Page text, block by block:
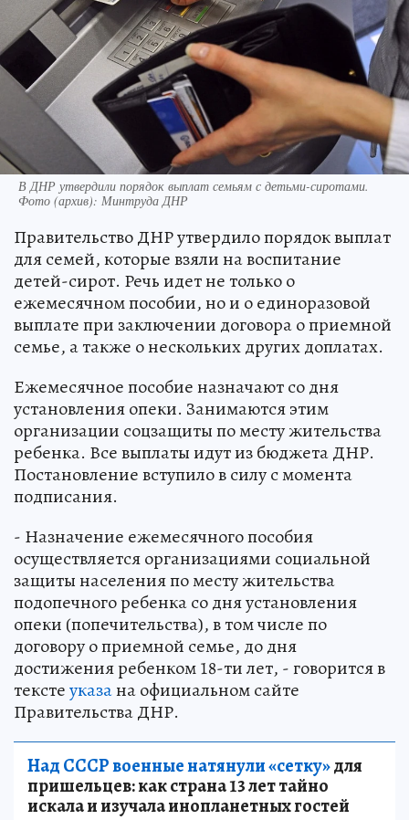
В ДНР утвердили порядок выплат семьям с детьми-сиротами.
Фото (архив): Минтруда ДНР
Правительство ДНР утвердило порядок выплат
для семей, которые взяли на воспитание
детей-сирот. Речь идет не только о
ежемесячном пособии, но и о единоразовой
выплате при заключении договора о приемной
семье, а также о нескольких других доплатах.
Ежемесячное пособие назначают со дня
установления опеки. Занимаются этим
организации соцзащиты по месту жительства
ребенка. Все выплаты идут из бюджета ДНР.
Постановление вступило в силу с момента
подписания.
- Назначение ежемесячного пособия
осуществляется организациями социальной
защиты населения по месту жительства
подопечного ребенка со дня установления
опеки (попечительства), в том числе по
договору о приемной семье, до дня
достижения ребенком 18-ти лет, - говорится в
текстеуказана официальном сайте
Правительства ДНР.
Над СССР военные натянули «сетку»для
пришельцев: как страна 13 лет тайно
искала и изучала инопланетных гостей